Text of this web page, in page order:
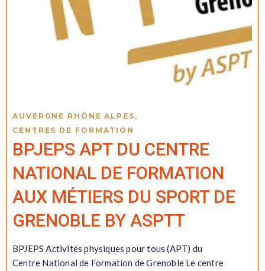
AUVERGNE RHÔNE ALPES ,
CENTRES DE FORMATION
BPJEPS APT DU CENTRE
NATIONAL DE FORMATION
AUX MÉTIERS DU SPORT DE
GRENOBLE BY ASPTT
BPJEPS Activités physiques pour tous (APT) du
Centre National de Formation de Grenoble Le centre